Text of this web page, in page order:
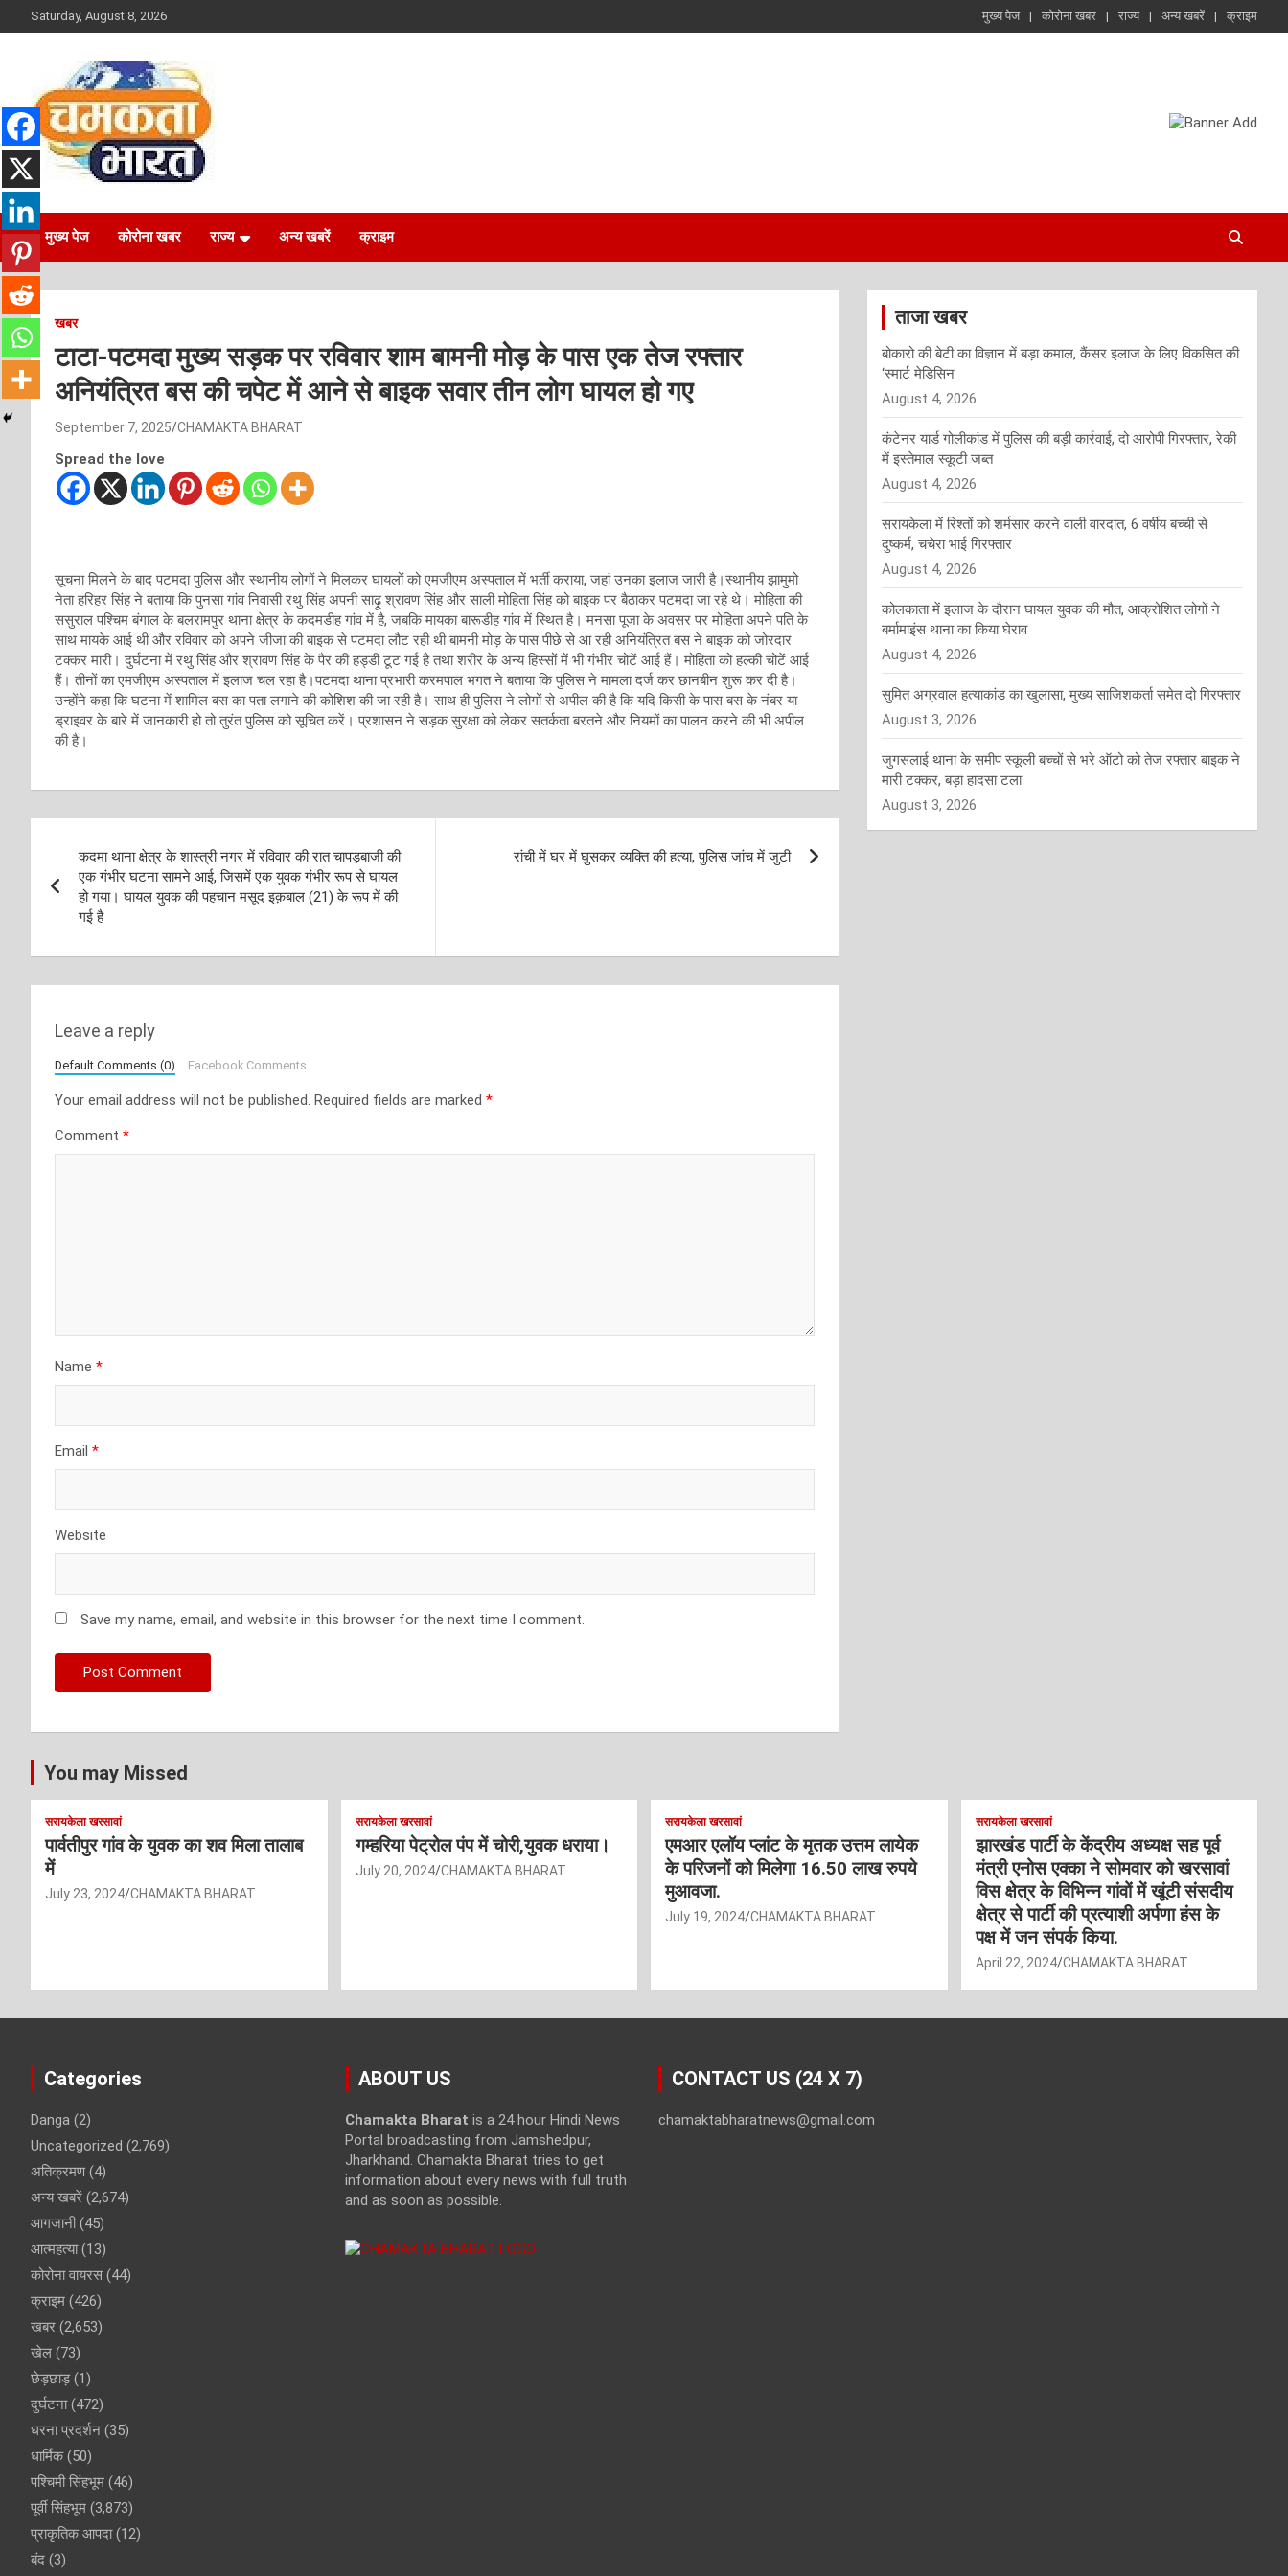
to
Saturday, August 8, 2026 मुख्य पेज कोरोना खबर राज्य अन्य खबरें क्राइम
CHAMAKTA BHARAT
NEWS
मुख्य पेज कोरोना खबर राज्य अन्य खबरें क्राइम
खबर
टाटा-पटमदा मुख्य सड़क पर रविवार शाम बामनी मोड़ के पास एक तेज रफ्तार
अनियंत्रित बस की चपेट में आने से बाइक सवार तीन लोग घायल हो गए
September 7, 2025 CHAMAKTA BHARAT
Spread the love
सूचना मिलने के बाद पटमदा पुलिस और स्थानीय लोगों ने मिलकर घायलों को एमजीएम अस्पताल में भर्ती कराया, जहां उनका इलाज जारी है।स्थानीय झामुमो
नेता हरिहर सिंह ने बताया कि पुनसा गांव निवासी रथु सिंह अपनी साढ़ू श्रावण सिंह और साली मोहिता सिंह को बाइक पर बैठाकर पटमदा जा रहे थे। मोहिता की
ससुराल पश्चिम बंगाल के बलरामपुर थाना क्षेत्र के कदमडीह गांव में है, जबकि मायका बारूडीह गांव में स्थित है। मनसा पूजा के अवसर पर मोहिता अपने पति के
साथ मायके आई थी और रविवार को अपने जीजा की बाइक से पटमदा लौट रही थी बामनी मोड़ के पास पीछे से आ रही अनियंत्रित बस ने बाइक को जोरदार
टक्कर मारी। दुर्घटना में रथु सिंह और श्रावण सिंह के पैर की हड्डी टूट गई है तथा शरीर के अन्य हिस्सों में भी गंभीर चोटें आई हैं। मोहिता को हल्की चोटें आई
हैं। तीनों का एमजीएम अस्पताल में इलाज चल रहा है।पटमदा थाना प्रभारी करमपाल भगत ने बताया कि पुलिस ने मामला दर्ज कर छानबीन शुरू कर दी है।
उन्होंने कहा कि घटना में शामिल बस का पता लगाने की कोशिश की जा रही है। साथ ही पुलिस ने लोगों से अपील की है कि यदि किसी के पास बस के नंबर या
ड्राइवर के बारे में जानकारी हो तो तुरंत पुलिस को सूचित करें। प्रशासन ने सड़क सुरक्षा को लेकर सतर्कता बरतने और नियमों का पालन करने की भी अपील
की है।
navigation
कदमा थाना क्षेत्र के शास्त्री नगर में रविवार की रात चापड़बाजी की
एक गंभीर घटना सामने आई, जिसमें एक युवक गंभीर रूप से घायल
हो गया। घायल युवक की पहचान मसूद इक़बाल (21) के रूप में की
गई है
रांची में घर में घुसकर व्यक्ति की हत्या, पुलिस जांच में जुटी
Leave a reply
Default Comments (0) Facebook Comments
Your email address will not be published. Required fields are marked *
Comment *
Name *
Email *
Website
Save my name, email, and website in this browser for the next time I comment.
ताजा खबर
बोकारो की बेटी का विज्ञान में बड़ा कमाल, कैंसर इलाज के लिए विकसित की
‘स्मार्ट मेडिसिन
August 4, 2026
कंटेनर यार्ड गोलीकांड में पुलिस की बड़ी कार्रवाई, दो आरोपी गिरफ्तार, रेकी
में इस्तेमाल स्कूटी जब्त
August 4, 2026
सरायकेला में रिश्तों को शर्मसार करने वाली वारदात, 6 वर्षीय बच्ची से
दुष्कर्म, चचेरा भाई गिरफ्तार
August 4, 2026
कोलकाता में इलाज के दौरान घायल युवक की मौत, आक्रोशित लोगों ने
बर्मामाइंस थाना का किया घेराव
August 4, 2026
सुमित अग्रवाल हत्याकांड का खुलासा, मुख्य साजिशकर्ता समेत दो गिरफ्तार
August 3, 2026
जुगसलाई थाना के समीप स्कूली बच्चों से भरे ऑटो को तेज रफ्तार बाइक ने
मारी टक्कर, बड़ा हादसा टला
August 3, 2026
You may Missed
सरायकेला खरसावां
पार्वतीपुर गांव के युवक का शव मिला तालाब
में
July 23, 2024 CHAMAKTA BHARAT
सरायकेला खरसावां
गम्हरिया पेट्रोल पंप में चोरी,युवक धराया।
July 20, 2024 CHAMAKTA BHARAT
सरायकेला खरसावां
एमआर एलॉय प्लांट के मृतक उत्तम लायेक
के परिजनों को मिलेगा 16.50 लाख रुपये
मुआवजा.
July 19, 2024 CHAMAKTA BHARAT
सरायकेला खरसावां
झारखंड पार्टी के केंद्रीय अध्यक्ष सह पूर्व
मंत्री एनोस एक्का ने सोमवार को खरसावां
विस क्षेत्र के विभिन्न गांवों में खूंटी संसदीय
क्षेत्र से पार्टी की प्रत्याशी अर्पणा हंस के
पक्ष में जन संपर्क किया.
April 22, 2024 CHAMAKTA BHARAT
Categories
Danga (2)
Uncategorized (2,769)
अतिक्रमण(4)
अन्य खबरें (2,674)
आगजानी(45)
आत्महत्या(13)
कोरोना वायरस (44)
क्राइम (426)
खबर (2,653)
खेल (73)
छेड़छाड़(1)
दुर्घटना(472)
धरना प्रदर्शन (35)
धार्मिक(50)
पश्चिमी सिंहभूम (46)
पूर्वी सिंहभूम (3,873)
प्राकृतिक आपदा(12)
बंद (3)
ABOUT US
Chamakta Bharat is a 24 hour Hindi News
Portal broadcasting from Jamshedpur,
Jharkhand. Chamakta Bharat tries to get
information about every news with full truth
and as soon as possible.
CONTACT US (24 X 7)
chamaktabharatnews@gmail.com